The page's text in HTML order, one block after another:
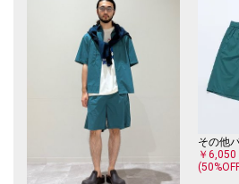
同素材のショーツもあるのでセットアップ
【同生地の他アイテムはこちら！】
※モールサイトによって(ハイフン/-)抜きで
SHIPS:〈撥水/軽量〉PERTEX(R) ショーツ
113-34-0013
※末永く愛用頂く為に、アテンションタグ
上、着用又はお取り扱いください。
その他
￥6,050